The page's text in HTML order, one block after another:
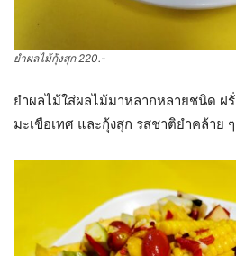
ยำผลไม้กุ้งสุก 220.-
ยำผลไม้ใส่ผลไม้มาหลากหลายชนิด ฝ
มะเขือเทศ และกุ้งสุก รสชาติยำคล้าย